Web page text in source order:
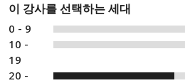
이 강사를 선택하는 세대
0 - 9
10 -
19
20 -